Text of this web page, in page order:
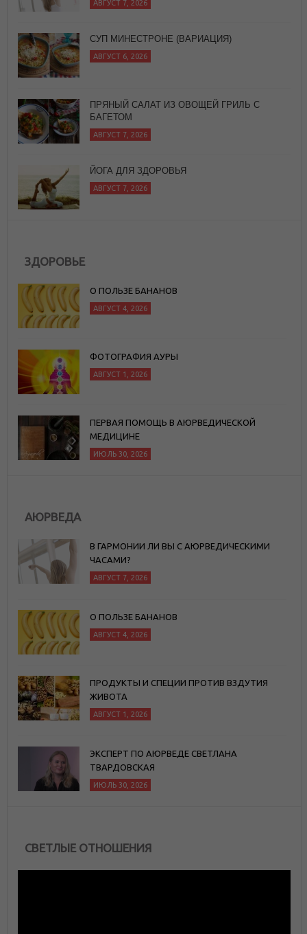
АВГУСТ 7, 2026
СУП МИНЕСТРОНЕ (ВАРИАЦИЯ)
АВГУСТ 6, 2026
ПРЯНЫЙ САЛАТ ИЗ ОВОЩЕЙ ГРИЛЬ С
БАГЕТОМ
АВГУСТ 7, 2026
ЙОГА ДЛЯ ЗДОРОВЬЯ
АВГУСТ 7, 2026
ЗДОРОВЬЕ
О ПОЛЬЗЕ БАНАНОВ
АВГУСТ 4, 2026
ФОТОГРАФИЯ АУРЫ
АВГУСТ 1, 2026
ПЕРВАЯ ПОМОЩЬ В АЮРВЕДИЧЕСКОЙ
МЕДИЦИНЕ
ИЮЛЬ 30, 2026
АЮРВЕДА
В ГАРМОНИИ ЛИ ВЫ С АЮРВЕДИЧЕСКИМИ
ЧАСАМИ?
АВГУСТ 7, 2026
О ПОЛЬЗЕ БАНАНОВ
АВГУСТ 4, 2026
ПРОДУКТЫ И СПЕЦИИ ПРОТИВ ВЗДУТИЯ
ЖИВОТА
АВГУСТ 1, 2026
ЭКСПЕРТ ПО АЮРВЕДЕ СВЕТЛАНА
ТВАРДОВСКАЯ
ИЮЛЬ 30, 2026
СВЕТЛЫЕ ОТНОШЕНИЯ